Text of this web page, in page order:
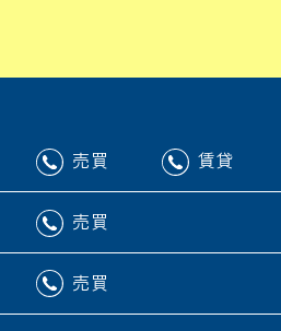
売買 賃貸
売買
売買